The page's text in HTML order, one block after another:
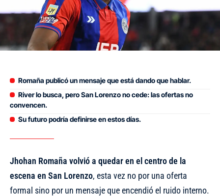
Romaña publicó un mensaje que está dando que hablar.
River lo busca, pero San Lorenzo no cede: las ofertas no
convencen.
Su futuro podría definirse en estos días.
Jhohan Romaña volvió a quedar en el centro de la
escena en San Lorenzo, esta vez no por una oferta
formal sino por un mensaje que encendió el ruido interno.